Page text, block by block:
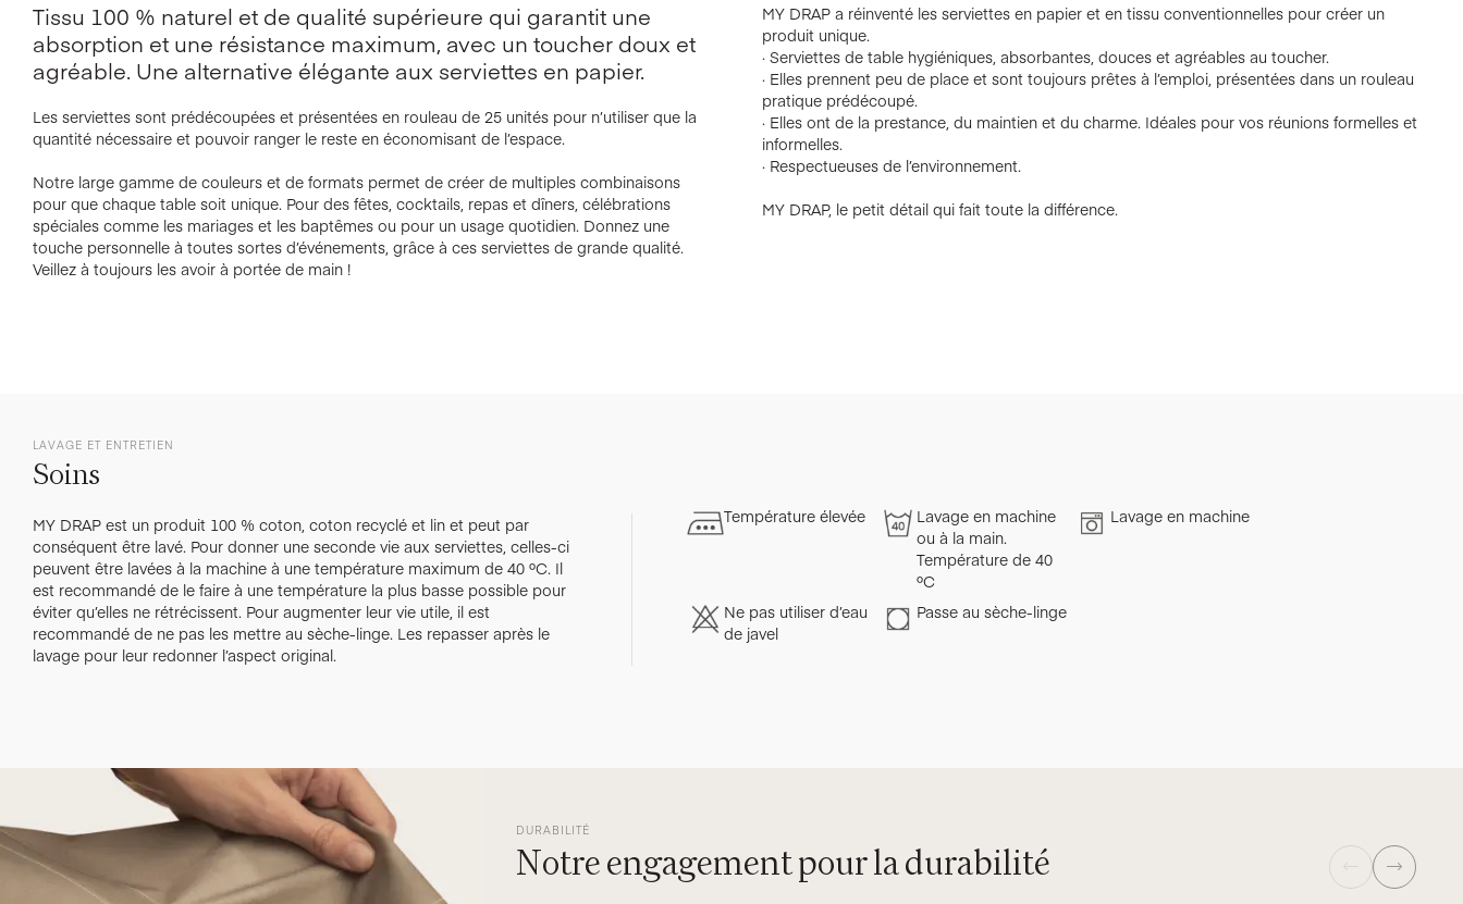
Tissu 100 % naturel et de qualité supérieure qui garantit une
absorption et une résistance maximum, avec un toucher doux et
agréable. Une alternative élégante aux serviettes en papier.
Les serviettes sont prédécoupées et présentées en rouleau de 25 unités pour n’utiliser que la
quantité nécessaire et pouvoir ranger le reste en économisant de l’espace.
Notre large gamme de couleurs et de formats permet de créer de multiples combinaisons
pour que chaque table soit unique. Pour des fêtes, cocktails, repas et dîners, célébrations
spéciales comme les mariages et les baptêmes ou pour un usage quotidien. Donnez une
touche personnelle à toutes sortes d’événements, grâce à ces serviettes de grande qualité.
Veillez à toujours les avoir à portée de main !
MY DRAP a réinventé les serviettes en papier et en tissu conventionnelles pour créer un
produit unique.
· Serviettes de table hygiéniques, absorbantes, douces et agréables au toucher.
· Elles prennent peu de place et sont toujours prêtes à l’emploi, présentées dans un rouleau
pratique prédécoupé.
· Elles ont de la prestance, du maintien et du charme. Idéales pour vos réunions formelles et
informelles.
· Respectueuses de l’environnement.
MY DRAP, le petit détail qui fait toute la différence.
LAVAGE ET ENTRETIEN
Soins
MY DRAP est un produit 100 % coton, coton recyclé et lin et peut par
conséquent être lavé. Pour donner une seconde vie aux serviettes, celles-ci
peuvent être lavées à la machine à une température maximum de 40 ºC. Il
est recommandé de le faire à une température la plus basse possible pour
éviter qu’elles ne rétrécissent. Pour augmenter leur vie utile, il est
recommandé de ne pas les mettre au sèche-linge. Les repasser après le
lavage pour leur redonner l’aspect original.
Température élevée
Lavage en machine
ou à la main.
Température de 40
ºC
Lavage en machine
Ne pas utiliser d’eau
de javel
Passe au sèche-linge
DURABILITÉ
Notre engagement pour la durabilité